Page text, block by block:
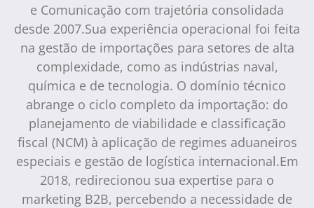
e Comunicação com trajetória consolidada
desde 2007.Sua experiência operacional foi feita
na gestão de importações para setores de alta
complexidade, como as indústrias naval,
química e de tecnologia. O domínio técnico
abrange o ciclo completo da importação: do
planejamento de viabilidade e classificação
fiscal (NCM) à aplicação de regimes aduaneiros
especiais e gestão de logística internacional.Em
2018, redirecionou sua expertise para o
marketing B2B, percebendo a necessidade de